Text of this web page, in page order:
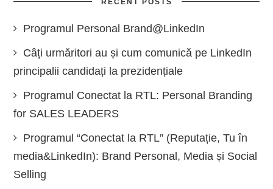
RECENT POSTS
Programul Personal Brand@LinkedIn
Câți urmăritori au și cum comunică pe LinkedIn
principalii candidați la prezidențiale
Programul Conectat la RTL: Personal Branding
for SALES LEADERS
Programul “Conectat la RTL” (Reputație, Tu în
media&LinkedIn): Brand Personal, Media și Social
Selling